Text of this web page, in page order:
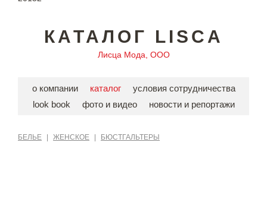
КАТАЛОГ LISCA
Лисца Мода, ООО
о компании каталог
условия сотрудничества
look book
фото и видео новости и репортажи
БЕЛЬЕ ЖЕНСКОЕ БЮСТГАЛЬТЕРЫ